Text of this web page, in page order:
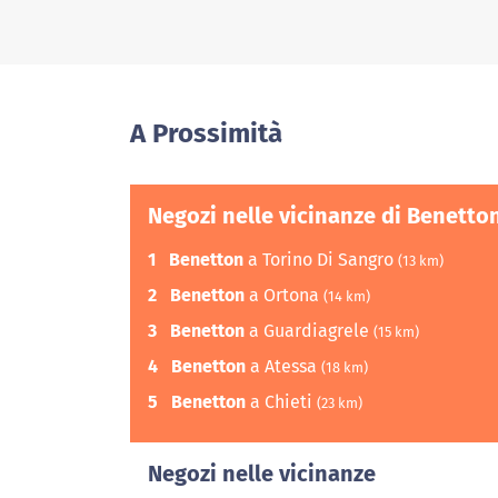
A Prossimità
Negozi nelle vicinanze di
1 Benetton a Torino Di Sangro (13 km)
2 Benetton a Ortona (14 km)
3 Benetton a Guardiagrele (15 km)
4 Benetton a Atessa (18 km)
5 Benetton a Chieti (23 km)
Negozi nelle vicinanze